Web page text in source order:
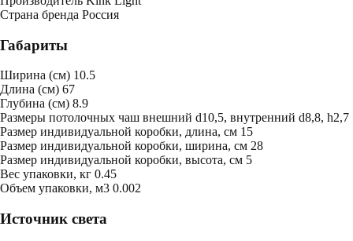
Страна бренда Россия
Габариты
Ширина (см) 10.5
Длина (см) 67
Глубина (см) 8.9
Размеры потолочных чаш внешний d10,5, внутренний d8,8, h2,7
Размер индивидуальной коробки, длина, см 15
Размер индивидуальной коробки, ширина, см 28
Размер индивидуальной коробки, высота, см 5
Bес упаковки, кг 0.45
Oбъем упаковки, м3 0.002
Источник света